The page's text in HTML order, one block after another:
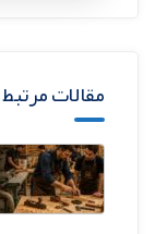
مقالات مرتبط